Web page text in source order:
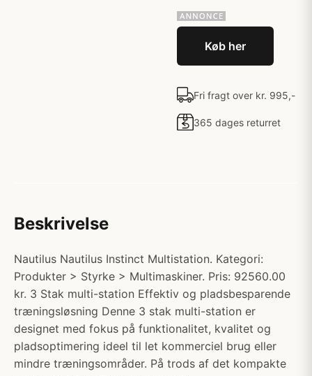
Køb her
Fri fragt over kr. 995,-
365 dages returret
Beskrivelse
Nautilus Nautilus Instinct Multistation. Kategori:
Produkter > Styrke > Multimaskiner. Pris: 92560.00
kr. 3 Stak multi-station Effektiv og pladsbesparende
træningsløsning Denne 3 stak multi-station er
designet med fokus på funktionalitet, kvalitet og
pladsoptimering ideel til let kommerciel brug eller
mindre træningsområder. På trods af det kompakte